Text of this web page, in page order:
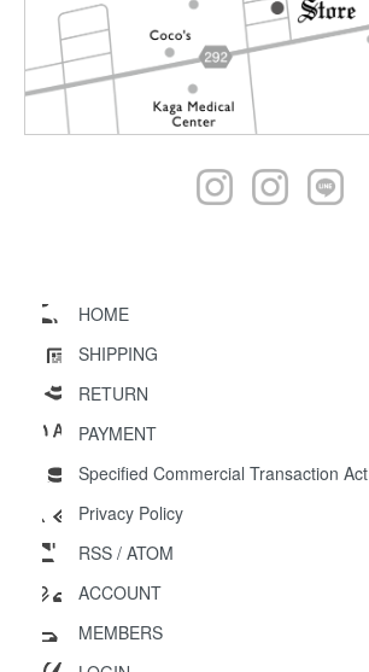
HOME
SHIPPING
RETURN
PAYMENT
Specified Commercial Transaction Act
Privacy Policy
RSS / ATOM
ACCOUNT
MEMBERS